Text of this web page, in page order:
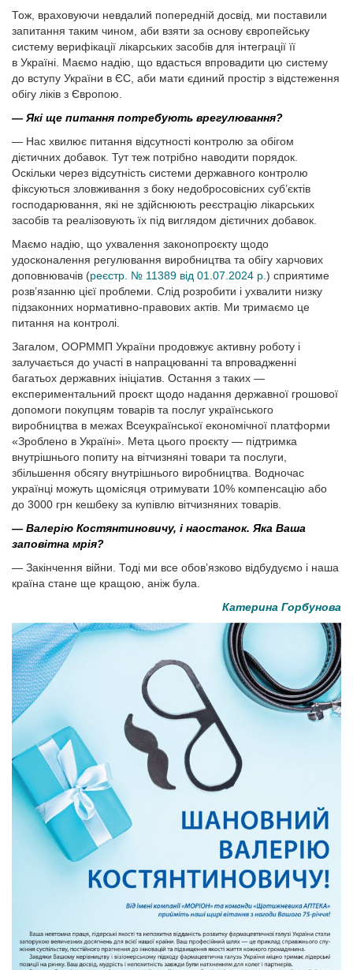
Тож, враховуючи невдалий попередній досвід, ми поставили
запитання таким чином, аби взяти за основу європейську
систему верифікації лікарських засобів для інтеграції її
в Україні. Маємо надію, що вдасться впровадити цю систему
до вступу України в ЄС, аби мати єдиний простір з відстеження
обігу ліків з Європою.
— Які ще питання потребують врегулювання?
— Нас хвилює питання відсутності контролю за обігом
дієтичних добавок. Тут теж потрібно наводити порядок.
Оскільки через відсутність системи державного контролю
фіксуються зловживання з боку недобросовісних суб’єктів
господарювання, які не здійснюють реєстрацію лікарських
засобів та реалізовують їх під виглядом дієтичних добавок.
Маємо надію, що ухвалення законопроєкту щодо
удосконалення регулювання виробництва та обігу харчових
доповнювачів (реєстр. № 11389 від 01.07.2024 р. ) сприятиме
розв’язанню цієї проблеми. Слід розробити і ухвалити низку
підзаконних нормативно-правових актів. Ми тримаємо це
питання на контролі.
Загалом, ООРММП України продовжує активну роботу і
залучається до участі в напрацюванні та впровадженні
багатьох державних ініціатив. Остання з таких —
експериментальний проєкт щодо надання державної грошової
допомоги покупцям товарів та послуг українського
виробництва в межах Всеукраїнської економічної платформи
«Зроблено в Україні». Мета цього проєкту — підтримка
внутрішнього попиту на вітчизняні товари та послуги,
збільшення обсягу внутрішнього виробництва. Водночас
українці можуть щомісяця отримувати 10% компенсацію або
до 3000 грн кешбеку за купівлю вітчизняних товарів.
— Валерію Костянтиновичу, і наостанок. Яка Ваша
заповітна мрія?
— Закінчення війни. Тоді ми все обов’язково відбудуємо і наша
країна стане ще кращою, аніж була.
Катерина Горбунова